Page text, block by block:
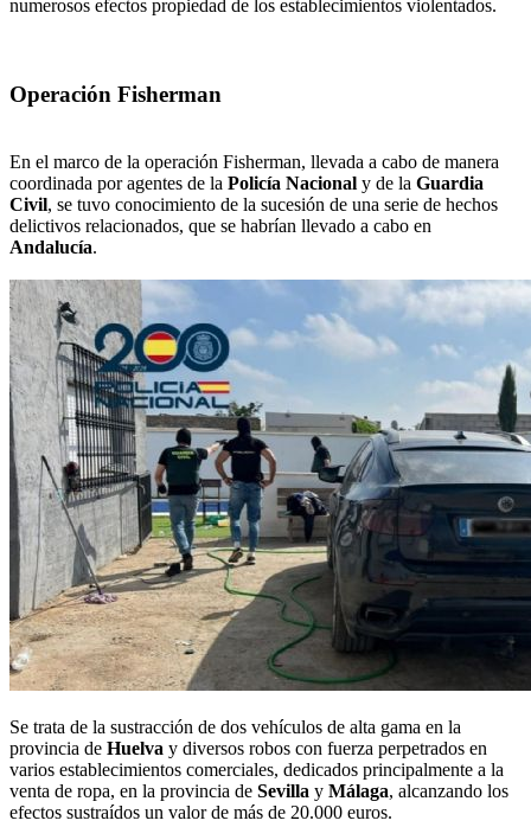
numerosos efectos propiedad de los establecimientos violentados.
Operación Fisherman
En el marco de la operación Fisherman, llevada a cabo de manera
coordinada por agentes de la Policía Nacional y de la Guardia
Civil, se tuvo conocimiento de la sucesión de una serie de hechos
delictivos relacionados, que se habrían llevado a cabo en
Andalucía.
Se trata de la sustracción de dos vehículos de alta gama en la
provincia de Huelva y diversos robos con fuerza perpetrados en
varios establecimientos comerciales, dedicados principalmente a la
venta de ropa, en la provincia de Sevilla y Málaga, alcanzando los
efectos sustraídos un valor de más de 20.000 euros.